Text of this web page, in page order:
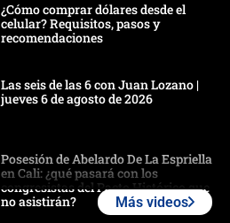
¿Cómo comprar dólares desde el
celular? Requisitos, pasos y
recomendaciones
Las seis de las 6 con Juan Lozano |
jueves 6 de agosto de 2026
Posesión de Abelardo De La Espriella
en Cali: ¿qué pasará con los
congresistas del Pacto Histórico que
no asistirán?
Más videos